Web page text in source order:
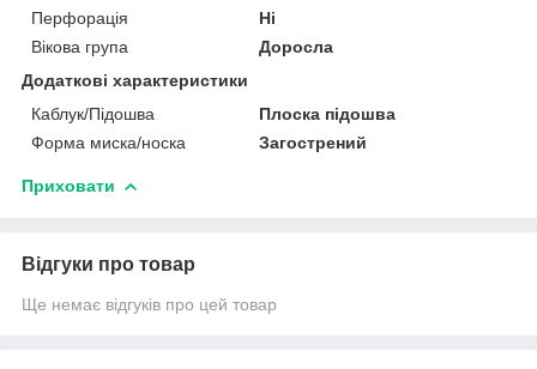
Перфорація
Ні
Вікова група
Доросла
Додаткові характеристики
Каблук/Підошва
Плоска підошва
Форма миска/носка
Загострений
Приховати
Відгуки про товар
Ще немає відгуків про цей товар